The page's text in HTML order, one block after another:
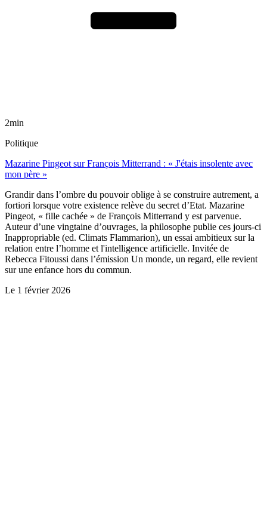
2min
Politique
Mazarine Pingeot sur François Mitterrand : « J'étais insolente avec
mon père »
Grandir dans l’ombre du pouvoir oblige à se construire autrement, a
fortiori lorsque votre existence relève du secret d’Etat. Mazarine
Pingeot, « fille cachée » de François Mitterrand y est parvenue.
Auteur d’une vingtaine d’ouvrages, la philosophe publie ces jours-ci
Inappropriable (ed. Climats Flammarion), un essai ambitieux sur la
relation entre l’homme et l'intelligence artificielle. Invitée de
Rebecca Fitoussi dans l’émission Un monde, un regard, elle revient
sur une enfance hors du commun.
Le 1 février 2026